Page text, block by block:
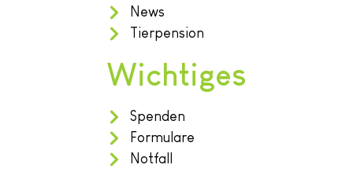
News
Tierpension
Wichtiges
Spenden
Formulare
Notfall